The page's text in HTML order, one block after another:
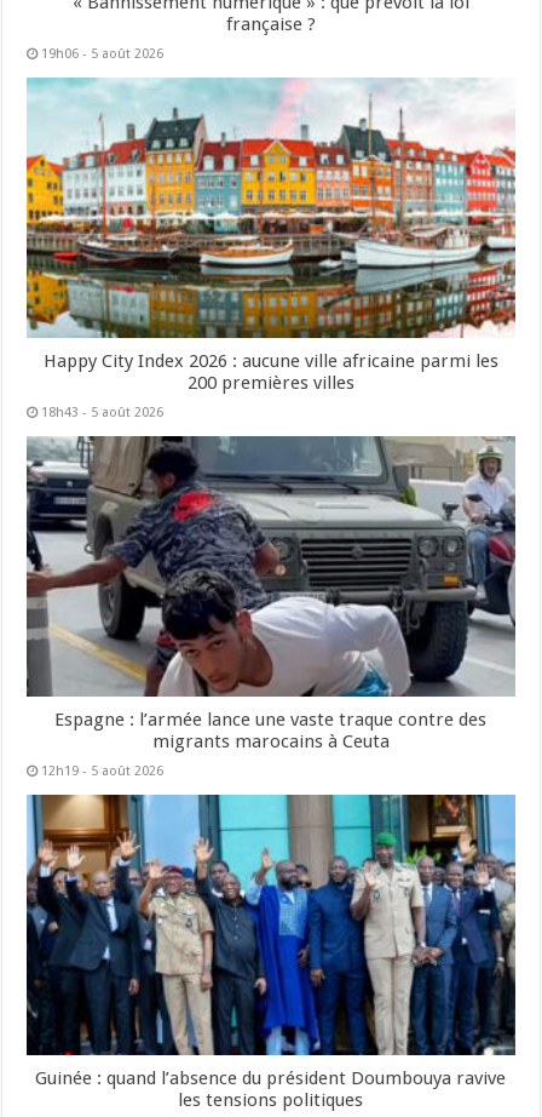
française ?
19h06 - 5 août 2026
Happy City Index 2026 : aucune ville africaine parmi les
200 premières villes
18h43 - 5 août 2026
Espagne : l’armée lance une vaste traque contre des
migrants marocains à Ceuta
12h19 - 5 août 2026
Guinée : quand l’absence du président Doumbouya ravive
les tensions politiques